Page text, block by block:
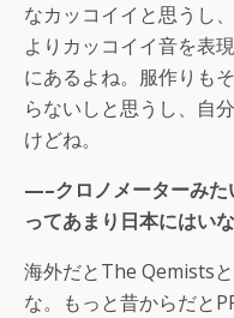
なカッコイイと思うし
よりカッコイイ音を表
にあるよね。服作りも
らないしと思うし、自
けどね。
—–クロノメーターみた
ってあまり日本にはい
海外だとThe Qemists
な。もっと昔からだと